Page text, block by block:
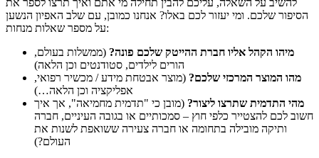
הסיפור שלכם. ומי יעזור לכם באלו? אנחנו כמובן, עם שלב האפיון הנשען
על מספר שאלות מנחות:
מיהו הקהל אליו חברת ההייטק שלכם פונה? (ממשלות בעולם,
הורים לילדים, סטודנטים וכן הלאה)
מהו המוצר המרכזי שלכם? (מוצר אבטחת מידע / מכשיר רפואי,
אפליקציה וכן הלאה…)
מהי התדמית שתרצו ליצור? (מובן כי "תדמית מחמיאה", אך איך
חשוב לכם להצטייר כלפי חוץ – סמכותיים או בגובה העיניים, חברה
ותיקה מובילה בתחומה או חברה צעירה ששואפת לשנות את
העולם?)